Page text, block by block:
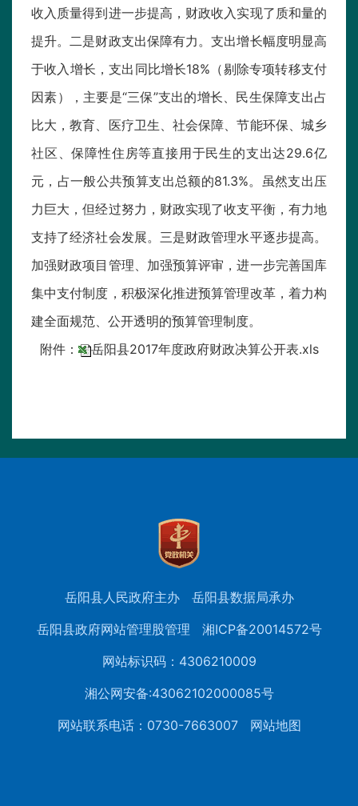
收入质量得到进一步提高，财政收入实现了质和量的
提升。二是财政支出保障有力。支出增长幅度明显高
于收入增长，支出同比增长18%（剔除专项转移支付
因素），主要是“三保”支出的增长、民生保障支出占
比大，教育、医疗卫生、社会保障、节能环保、城乡
社区、保障性住房等直接用于民生的支出达29.6亿
元，占一般公共预算支出总额的81.3%。虽然支出压
力巨大，但经过努力，财政实现了收支平衡，有力地
支持了经济社会发展。三是财政管理水平逐步提高。
加强财政项目管理、加强预算评审，进一步完善国库
集中支付制度，积极深化推进预算管理改革，着力构
建全面规范、公开透明的预算管理制度。
附件：
岳阳县2017年度政府财政决算公开表.xls
岳阳县人民政府主办
岳阳县数据局承办
岳阳县政府网站管理股管理
湘ICP备20014572号
网站标识码：4306210009
湘公网安备:43062102000085号
网站联系电话：0730-7663007
网站地图